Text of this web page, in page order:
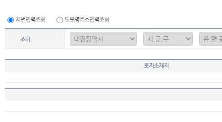
지번입력조회 도로명주소입력조회
조회
토지소재지